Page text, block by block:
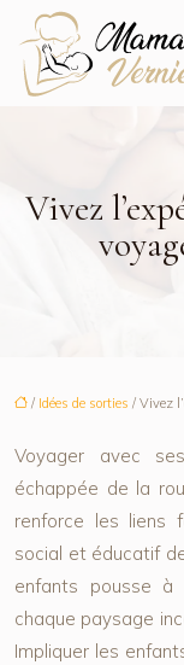
Vivez
/ Idées de sorties / Vivez
Voyager avec
échappée de la
renforce les liens
social et éducatif
enfants pousse à
chaque paysage
Impliquer les